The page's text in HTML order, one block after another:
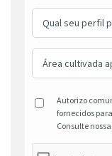
Autorizo
fornecidos
Consulte